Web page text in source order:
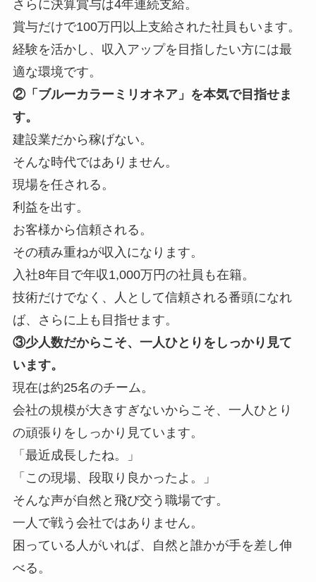
さらに決算賞与は4年連続支給。
賞与だけで100万円以上支給された社員もいます。
経験を活かし、収入アップを目指したい方には最
適な環境です。
②「ブルーカラーミリオネア」を本気で目指せま
す。
建設業だから稼げない。
そんな時代ではありません。
現場を任される。
利益を出す。
お客様から信頼される。
その積み重ねが収入になります。
入社8年目で年収1,000万円の社員も在籍。
技術だけでなく、人として信頼される番頭になれ
ば、さらに上も目指せます。
③少人数だからこそ、一人ひとりをしっかり見て
います。
現在は約25名のチーム。
会社の規模が大きすぎないからこそ、一人ひとり
の頑張りをしっかり見ています。
「最近成長したね。」
「この現場、段取り良かったよ。」
そんな声が自然と飛び交う職場です。
一人で戦う会社ではありません。
困っている人がいれば、自然と誰かが手を差し伸
べる。